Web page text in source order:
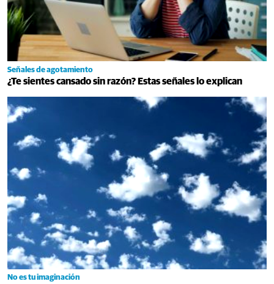
Señales de agotamiento
¿Te sientes cansado sin razón? Estas señales lo explican
No es tu imaginación